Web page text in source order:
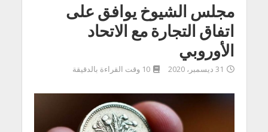
مجلس الشيوخ يوافق على
اتفاق التجارة مع الاتحاد
الأوروبي
31 ديسمبر، 2020 10 وقت القراءة بالدقيقة